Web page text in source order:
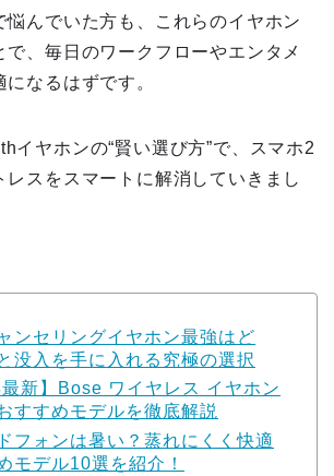
悩んでいた方も、これらのイヤホン
で、毎日のワークフローやエンタメ
なるはずです。
イヤホンの“賢い選び方”で、スマホ2
レスをスマートに解消していきまし
ンセリングイヤホン最強はど
没入を手に入れる究極の選択
最新】Bose ワイヤレス イヤホン
すすめモデルを徹底解説
フォンは暑い？蒸れにくく快適
モデル10選を紹介！